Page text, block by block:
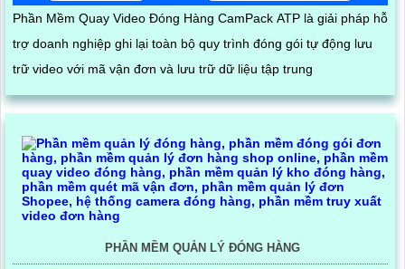
Phần Mềm Quay Video Đóng Hàng CamPack ATP là giải pháp hỗ
trợ doanh nghiệp ghi lại toàn bộ quy trình đóng gói tự động lưu
trữ video với mã vận đơn và lưu trữ dữ liệu tập trung
PHẦN MỀM QUẢN LÝ ĐÓNG HÀNG